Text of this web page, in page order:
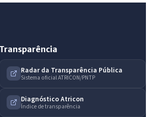
Transparência
Radar da Transparência Pública
Sistema oficial ATRICON/PNTP
Diagnóstico Atricon
Índice de transparência